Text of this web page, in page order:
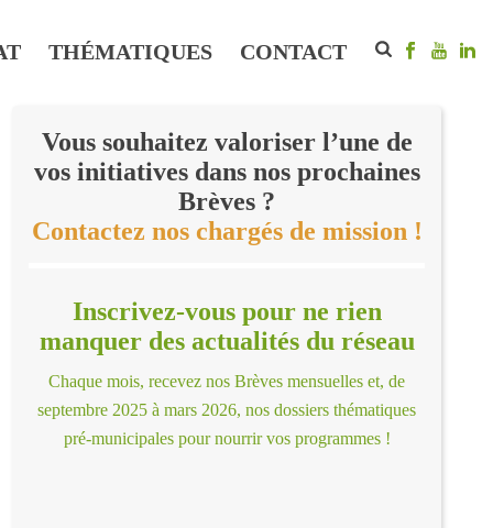
THÉMATIQUES CONTACT
Vous souhaitez valoriser l’une de
vos initiatives dans nos prochaines
Brèves ?
Contactez nos chargés de mission !
Inscrivez-vous pour ne rien
manquer des actualités du réseau
Chaque mois, recevez nos Brèves mensuelles et, de
septembre 2025 à mars 2026, nos dossiers thématiques
pré-municipales pour nourrir vos programmes !